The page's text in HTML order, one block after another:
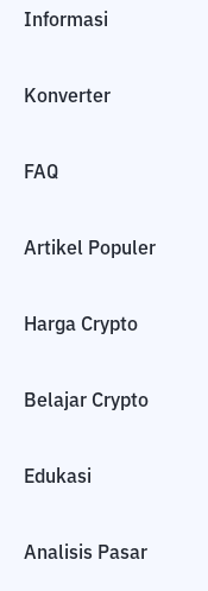
Informasi
Konverter
FAQ
Artikel Populer
Harga Crypto
Belajar Crypto
Edukasi
Analisis Pasar